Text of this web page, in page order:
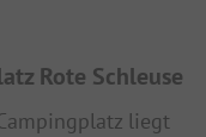
Rote Schleuse
liegt